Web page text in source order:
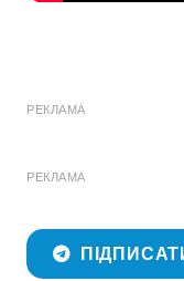
РЕКЛАМА
РЕКЛАМА